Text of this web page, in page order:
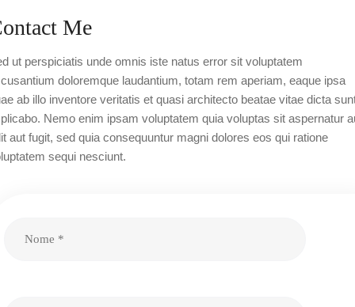
Me
ut perspiciatis unde omnis iste natus error sit voluptatem
doloremque laudantium, totam rem aperiam, eaque ipsa
ab illo inventore veritatis et quasi architecto beatae vitae dicta
Nemo enim ipsam voluptatem quia voluptas sit aspernatur
aut fugit, sed quia consequuntur magni dolores eos qui ratione
sequi nesciunt.